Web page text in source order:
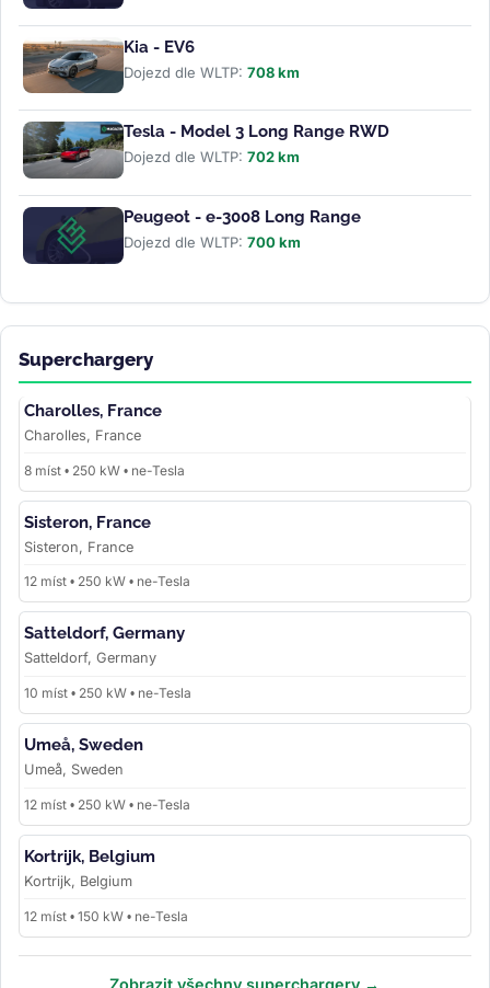
Kia - EV6
Dojezd dle WLTP: 708 km
Tesla - Model 3 Long Range RWD
Dojezd dle WLTP: 702 km
Peugeot - e-3008 Long Range
Dojezd dle WLTP: 700 km
Superchargery
Charolles, France
Charolles, France
8 míst • 250 kW • ne-Tesla
Sisteron, France
Sisteron, France
12 míst • 250 kW • ne-Tesla
Satteldorf, Germany
Satteldorf, Germany
10 míst • 250 kW • ne-Tesla
Umeå, Sweden
Umeå, Sweden
12 míst • 250 kW • ne-Tesla
Kortrijk, Belgium
Kortrijk, Belgium
12 míst • 150 kW • ne-Tesla
Zobrazit všechny superchargery →